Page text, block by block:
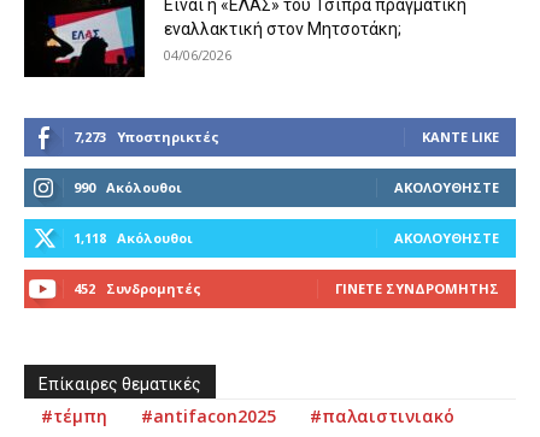
Είναι η «ΕΛΑΣ» του Τσίπρα πραγματική
εναλλακτική στον Μητσοτάκη;
04/06/2026
7,273 Υποστηρικτές ΚΆΝΤΕ LIKE
990 Ακόλουθοι ΑΚΟΛΟΥΘΉΣΤΕ
1,118 Ακόλουθοι ΑΚΟΛΟΥΘΉΣΤΕ
452 Συνδρομητές ΓΊΝΕΤΕ ΣΥΝΔΡΟΜΗΤΉΣ
Επίκαιρες θεματικές
#τέμπη #antifacon2025
#παλαιστινιακό